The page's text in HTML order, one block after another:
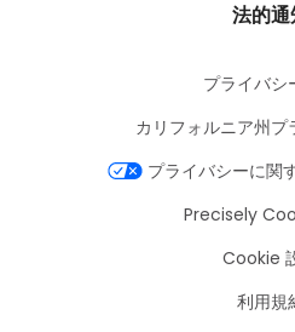
法的通
プライバシ
カリフォルニア州プ
プライバシーに関
Precisely
Cookie
利用規